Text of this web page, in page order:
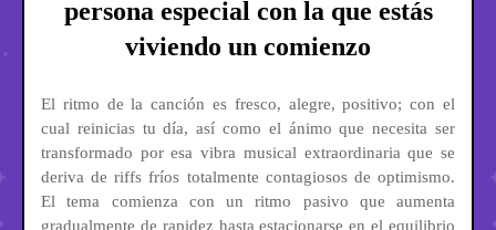
persona especial con la que estás
viviendo un comienzo
El ritmo de la canción es fresco, alegre, positivo; con el
cual reinicias tu día, así como el ánimo que necesita ser
transformado por esa vibra musical extraordinaria que se
deriva de riffs fríos totalmente contagiosos de optimismo.
El tema comienza con un ritmo pasivo que aumenta
gradualmente de rapidez hasta estacionarse en el equilibrio